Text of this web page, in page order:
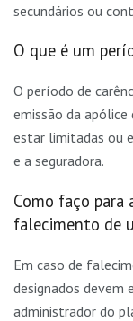
secundários ou
O que é um
O período de
emissão da
estar limitadas ou
e a seguradora.
Como faço para
falecimento de
Em caso de
designados devem
administrador do